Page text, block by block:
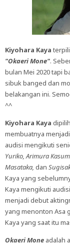
Kiyohara Kaya
"Okaeri Mone".
bulan Mei 2020 tapi
sibuk banged dan
belakangan ini.
^^
Kiyohara Kaya
membuatnya
audisi mengikuti
Yuriko, Arimura
Masataka, dan
Kaya yang
Kaya mengikuti
menjadi debut
yang menonton Asa
Kaya yang saat itu
Okaeri Mone adalah